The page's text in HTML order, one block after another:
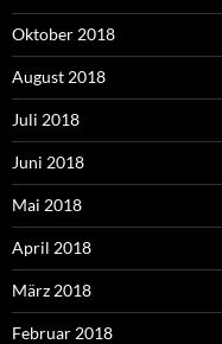
Oktober 2018
August 2018
Juli 2018
Juni 2018
Mai 2018
April 2018
März 2018
Februar 2018